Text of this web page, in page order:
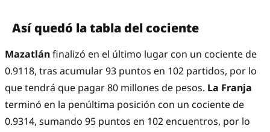
Así quedó la tabla del cociente
Mazatlánfinalizó en el último lugar con un cociente de
0.9118, tras acumular 93 puntos en 102 partidos, por lo
que tendrá que pagar 80 millones de pesos. La Franja
terminó en la penúltima posición con un cociente de
0.9314, sumando 95 puntos en 102 encuentros, por lo